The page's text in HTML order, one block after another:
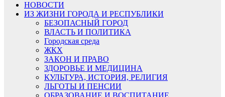
НОВОСТИ
ИЗ ЖИЗНИ ГОРОДА И РЕСПУБЛИКИ
БЕЗОПАСНЫЙ ГОРОД
ВЛАСТЬ И ПОЛИТИКА
Городская среда
ЖКХ
ЗАКОН И ПРАВО
ЗДОРОВЬЕ И МЕДИЦИНА
КУЛЬТУРА, ИСТОРИЯ, РЕЛИГИЯ
ЛЬГОТЫ И ПЕНСИИ
ОБРАЗОВАНИЕ И ВОСПИТАНИЕ